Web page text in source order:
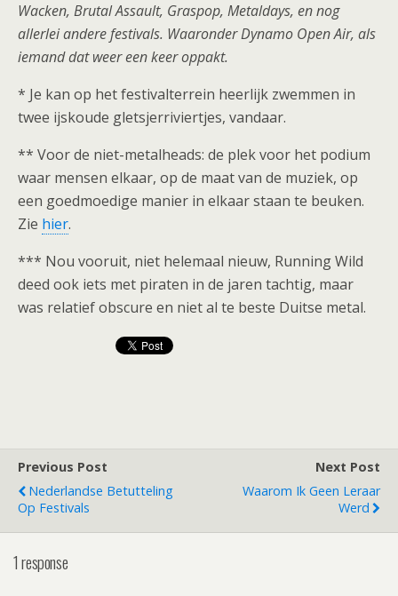
Wacken, Brutal Assault, Graspop, Metaldays, en nog
allerlei andere festivals. Waaronder Dynamo Open Air, als
iemand dat weer een keer oppakt.
* Je kan op het festivalterrein heerlijk zwemmen in
twee ijskoude gletsjerriviertjes, vandaar.
** Voor de niet-metalheads: de plek voor het podium
waar mensen elkaar, op de maat van de muziek, op
een goedmoedige manier in elkaar staan te beuken.
Zie hier.
*** Nou vooruit, niet helemaal nieuw, Running Wild
deed ook iets met piraten in de jaren tachtig, maar
was relatief obscure en niet al te beste Duitse metal.
Previous Post
Nederlandse Betutteling
Op Festivals
Next Post
Waarom Ik Geen Leraar
Werd
1 response